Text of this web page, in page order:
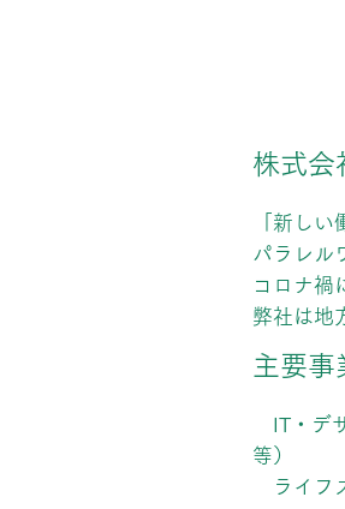
株式会
「新し
パラレル
コロナ禍
弊社は地
主要事
IT・デ
等）
ライフ